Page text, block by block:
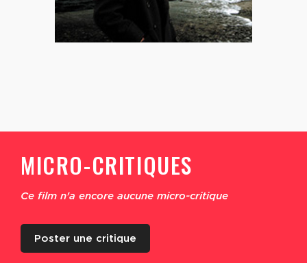
MICRO-CRITIQUES
Ce film n'a encore aucune micro-critique
Poster une critique